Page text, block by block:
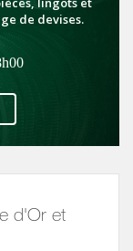
de devises.
d'Or et